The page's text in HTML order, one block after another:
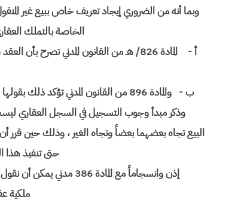
وبما أنه من الضروري إيجاد تعريف خاص ببيع غير
الخاصة بالتملك
أ -
المادة 826/ هـ من القانون المدني
ب - والمادة 896 من القانون المدني تؤكد ذلك بقولها : " 1- يكتسب حق تسجيل الحقوق العينية العقارية بمفعول العقود " .
وذكر مبدأ وجوب التسجيل في السجل العقاري
البيع تجاه بعضهما بعضاً وتجاه الغير ، وذلك حين قرر
حتى تنفيذ هذا
إذن وانسجاماً مع
ملكية